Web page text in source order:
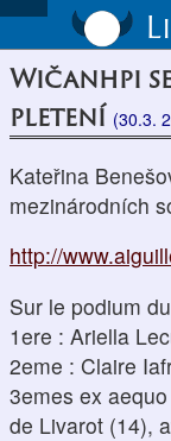
Wičanhpi
pletení (30.3.
Kateřina
mezinárodních
http://
Sur le podium
1ere : Ariella
2eme : Claire
3emes ex
de Livarot (14),